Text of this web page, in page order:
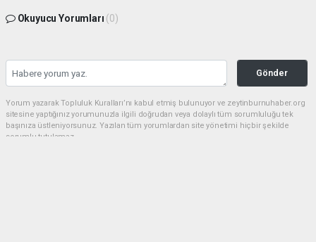
Okuyucu Yorumları (0)
Gönder
Yorum yazarak Topluluk Kuralları’nı kabul etmiş bulunuyor ve zeytinburnuhaber.org
sitesine yaptığınız yorumunuzla ilgili doğrudan veya dolaylı tüm sorumluluğu tek
başınıza üstleniyorsunuz. Yazılan tüm yorumlardan site yönetimi hiçbir şekilde
sorumlu tutulamaz.